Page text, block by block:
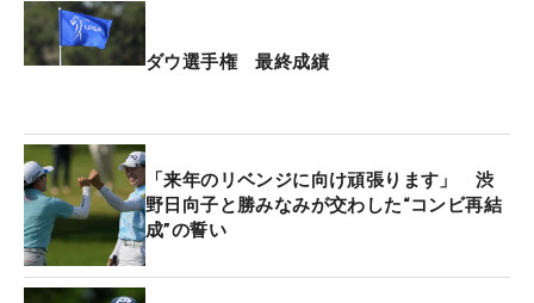
ダウ選手権 最終成績
「来年のリベンジに向け頑張ります」 渋
野日向子と勝みなみが交わした“コンビ再結
成”の誓い